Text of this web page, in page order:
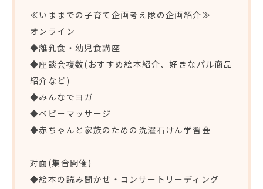
≪いままでの子育て企画考え隊の企画紹介≫
オンライン
◆離乳食・幼児食講座
◆座談会複数(おすすめ絵本紹介、好きなパル商品
紹介など)
◆みんなでヨガ
◆ベビーマッサージ
◆赤ちゃんと家族のための洗濯石けん学習会
対面(集合開催)
◆絵本の読み聞かせ・コンサートリーディング